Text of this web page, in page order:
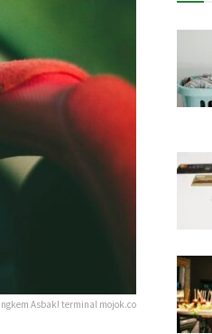
Asbak! terminal mojok.co